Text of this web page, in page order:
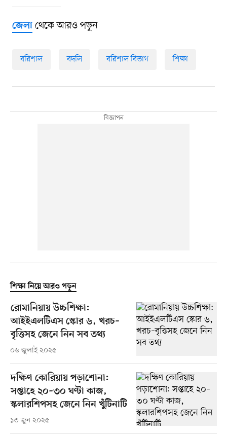
জেলাথেকে আরও পড়ুন
বরিশাল বদলি বরিশাল বিভাগ শিক্ষা
শিক্ষা নিয়ে আরও পড়ুন
রোমানিয়ায় উচ্চশিক্ষা:
আইইএলটিএস স্কোর ৬, খরচ–
বৃত্তিসহ জেনে নিন সব তথ্য
০৬ জুলাই ২০২৫
দক্ষিণ কোরিয়ায় পড়াশোনা:
সপ্তাহে ২০–৩০ ঘণ্টা কাজ,
স্কলারশিপসহ জেনে নিন খুঁটিনাটি
১৩ জুন ২০২৫